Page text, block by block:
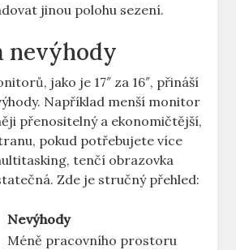
jinou polohu sezení.
nevýhody
jako je ⁣17″ za 16″, přináší
Například ⁤menší monitor
přenositelný ‍a ekonomičtější,
pokud potřebujete více
​tenčí obrazovka
Zde je‌ stručný přehled:
Nevýhody
Méně pracovního prostoru